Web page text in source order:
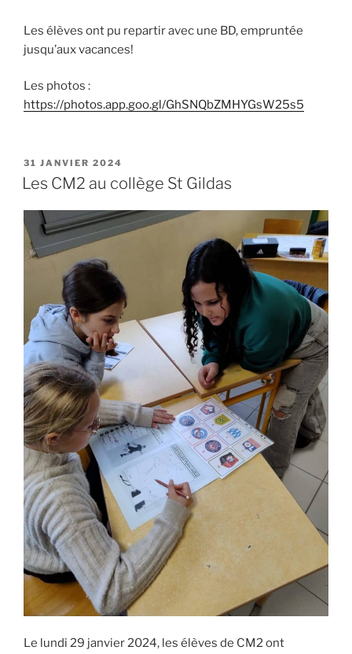
Les élèves ont pu repartir avec une BD, empruntée
jusqu’aux vacances!
Les photos :
https://photos.app.goo.gl/GhSNQbZMHYGsW25s5
PUBLIÉ
LE
31 JANVIER 2024
Les CM2 au collège St Gildas
Le lundi 29 janvier 2024, les élèves de CM2 ont